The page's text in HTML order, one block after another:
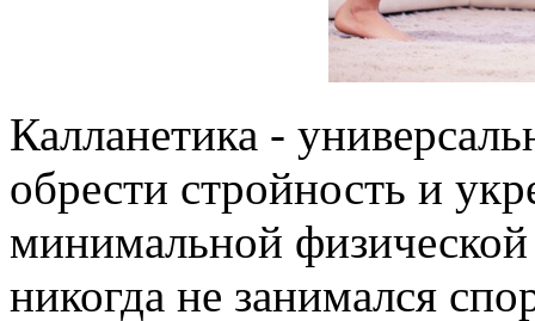
Калланетика -
обрести стройность и
минимальной
никогда не занимался